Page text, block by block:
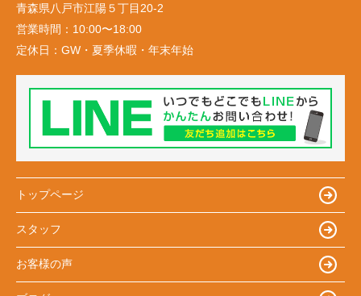
青森県八戸市江陽５丁目20-2
営業時間： 10:00〜18:00
定休日： GW・夏季休暇・年末年始
トップページ
スタッフ
お客様の声